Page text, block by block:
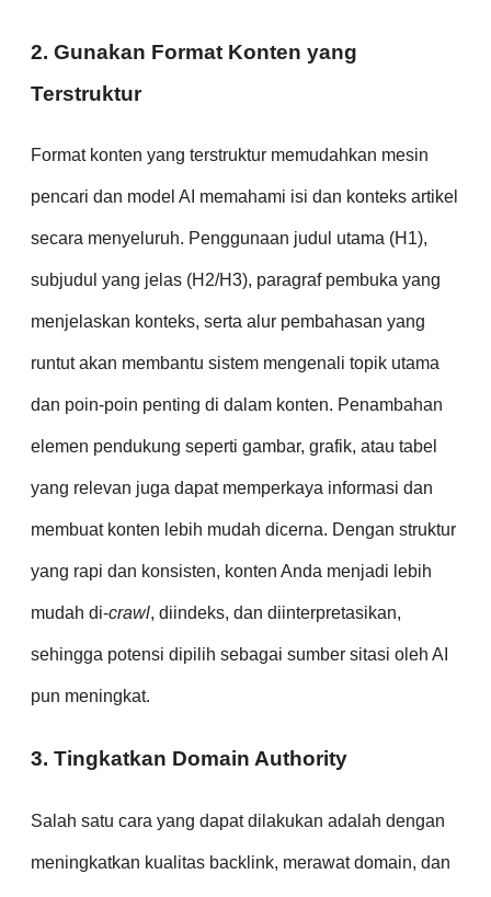
2. Gunakan Format Konten yang
Terstruktur
Format konten yang terstruktur memudahkan mesin
pencari dan model AI memahami isi dan konteks artikel
secara menyeluruh. Penggunaan judul utama (H1),
subjudul yang jelas (H2/H3), paragraf pembuka yang
menjelaskan konteks, serta alur pembahasan yang
runtut akan membantu sistem mengenali topik utama
dan poin-poin penting di dalam konten. Penambahan
elemen pendukung seperti gambar, grafik, atau tabel
yang relevan juga dapat memperkaya informasi dan
membuat konten lebih mudah dicerna. Dengan struktur
yang rapi dan konsisten, konten Anda menjadi lebih
mudah di-crawl, diindeks, dan diinterpretasikan,
sehingga potensi dipilih sebagai sumber sitasi oleh AI
pun meningkat.
3. Tingkatkan Domain Authority
Salah satu cara yang dapat dilakukan adalah dengan
meningkatkan kualitas backlink, merawat domain, dan